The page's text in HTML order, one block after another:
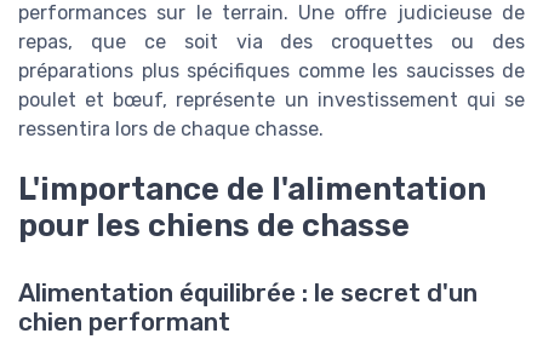
performances sur le terrain. Une offre judicieuse de
repas, que ce soit via des croquettes ou des
préparations plus spécifiques comme les saucisses de
poulet et bœuf, représente un investissement qui se
ressentira lors de chaque chasse.
L'importance de l'alimentation
pour les chiens de chasse
Alimentation équilibrée : le secret d'un
chien performant